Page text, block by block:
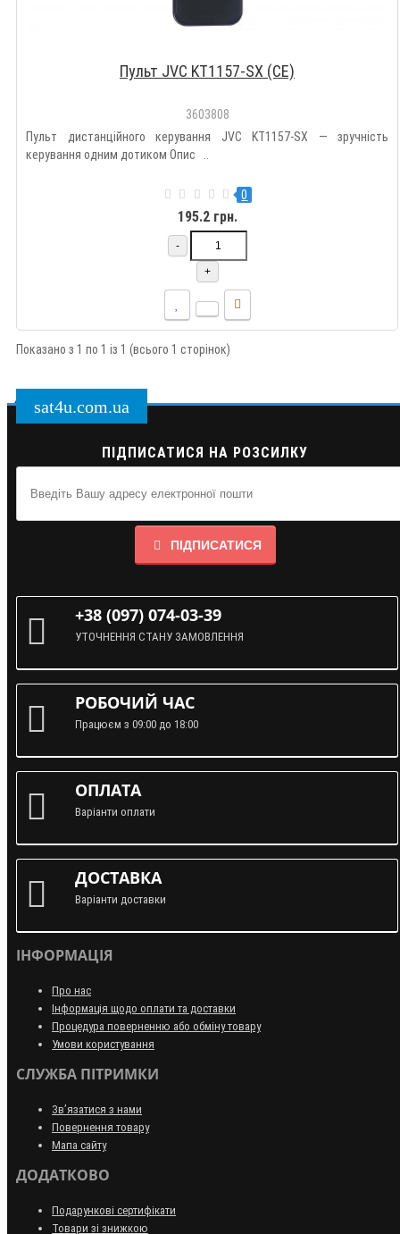
Пульт JVC KT1157-SX (CE)
3603808
Пульт дистанційного керування JVC KT1157-SX — зручність
керування одним дотиком Опис ..
0
195.2 грн.
-
+
Показано з 1 по 1 із 1 (всього 1 сторінок)
sat4u.com.ua
ПІДПИСАТИСЯ НА РОЗСИЛКУ
ПІДПИСАТИСЯ
+38 (097) 074-03-39
УТОЧНЕННЯ СТАНУ ЗАМОВЛЕННЯ
РОБОЧИЙ ЧАС
Працюєм з 09:00 до 18:00
ОПЛАТА
Варіанти оплати
ДОСТАВКА
Варіанти доставки
ІНФОРМАЦІЯ
Про нас
Інформація щодо оплати та доставки
Процедура поверненню або обміну товару
Умови користування
СЛУЖБА ПІТРИМКИ
Зв’язатися з нами
Повернення товару
Мапа сайту
ДОДАТКОВО
Подарункові сертифікати
Товари зі знижкою